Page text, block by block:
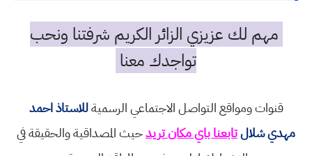
مهم لك عزيزي الزائر الكريم شرفتنا ونحب
تواجدك معنا
قنوات ومواقع التواصل الاجتماعي الرسميةللاستاذ احمد
مهدي شلالتابعنا باي مكان تريدحيث المصداقية والحقيقة في